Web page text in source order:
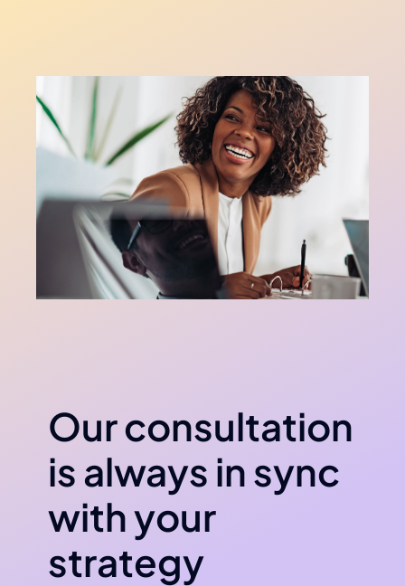
Our consultation
is always in sync
with your
strategy